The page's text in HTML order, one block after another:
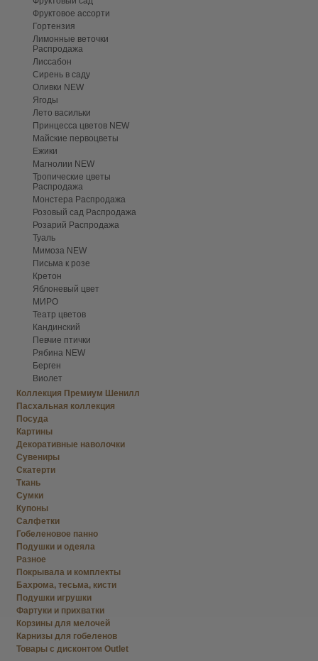
Фруктовое ассорти
Гортензия
Лимонные веточки
Распродажа
Лиссабон
Сирень в саду
Оливки NEW
Ягоды
Лето васильки
Принцесса цветов NEW
Майские первоцветы
Ежики
Магнолии NEW
Тропические цветы
Распродажа
Монстера Распродажа
Розовый сад Распродажа
Розарий Распродажа
Туаль
Мимоза NEW
Письма к розе
Кретон
Яблоневый цвет
МИРО
Театр цветов
Кандинский
Певчие птички
Рябина NEW
Берген
Виолет
Коллекция Премиум Шенилл
Пасхальная коллекция
Посуда
Картины
Декоративные наволочки
Сувениры
Скатерти
Ткань
Сумки
Купоны
Салфетки
Гобеленовое панно
Подушки и одеяла
Разное
Покрывала и комплекты
Бахрома, тесьма, кисти
Подушки игрушки
Фартуки и прихватки
Корзины для мелочей
Карнизы для гобеленов
Товары с дисконтом Outlet